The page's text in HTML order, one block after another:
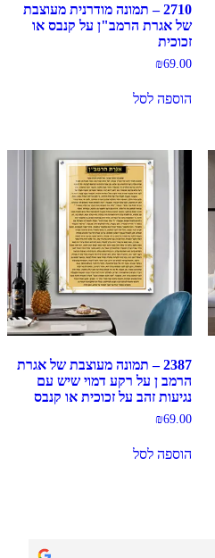
2710 – תמונה מודרנית מעוצבת
של אגרת הרמב"ן על קנבס או
זכוכית
₪69.00
הוספה לסל
2387 – תמונה מעוצבת של אגרת
הרמב ן על רקע דמוי שיש עם
נגיעות זהב על זכוכית או קנבס
₪69.00
הוספה לסל